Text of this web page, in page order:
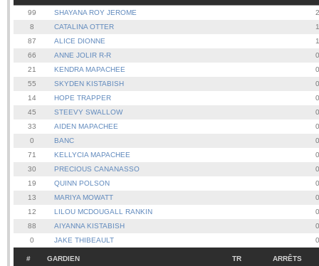
99 SHAYANA ROY JEROME
2
8
CATALINA OTTER
1
87
ALICE DIONNE
1
66
ANNE JOLIR R-R
0
21
KENDRA MAPACHEE
0
55
SKYDEN KISTABISH
0
14
HOPE TRAPPER
0
45
STEEVY SWALLOW
0
33
AIDEN MAPACHEE
0
0
BANC
0
71
KELLYCIA MAPACHEE
0
30
PRECIOUS CANANASSO
0
19
QUINN POLSON
0
13
MARIYA MOWATT
0
12
LILOU MCDOUGALL RANKIN
0
88
AIYANNA KISTABISH
0
0
JAKE THIBEAULT 0
# GARDIEN TR ARRÊTS